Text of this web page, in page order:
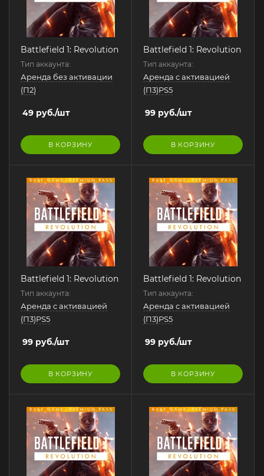
Battlefield 1: Revolution
Тип аккаунта:
Аренда без активации
(П2)
49 руб./шт
В КОРЗИНУ
Battlefield 1: Revolution
Тип аккаунта:
Аренда с активацией
(П3)PS5
99 руб./шт
В КОРЗИНУ
Battlefield 1: Revolution
Тип аккаунта:
Аренда с активацией
(П3)PS5
99 руб./шт
В КОРЗИНУ
Battlefield 1: Revolution
Тип аккаунта:
Аренда с активацией
(П3)PS5
99 руб./шт
В КОРЗИНУ